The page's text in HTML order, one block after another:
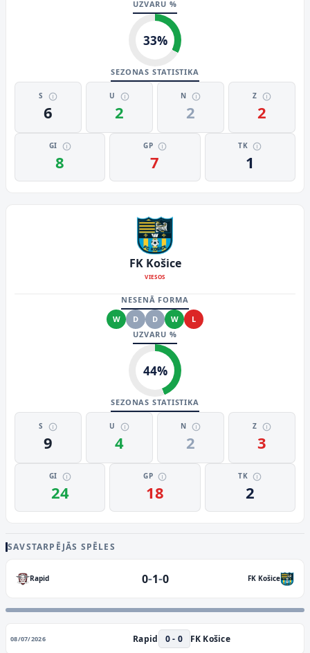
UZVARU %
33%
SEZONAS STATISTIKA
S
6
U
2
N
2
Z
2
GI
8
GP
7
TK
1
FK Košice
VIESOS
NESENĀ FORMA
W
D D W
L
UZVARU %
44%
SEZONAS STATISTIKA
S
9
U
4
N
2
Z
3
GI
24
GP
18
TK
2
SAVSTARPĒJĀS SPĒLES
Rapid 0-1-0 FK Košice
08/07/2026 Rapid 0 - 0 FK Košice